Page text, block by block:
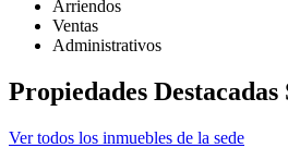
Arriendos
Ventas
Administrativos
Propiedades Destacadas
Ver todos los inmuebles de la sede